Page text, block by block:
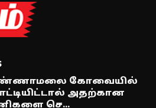
கோவையில்
அதற்கான
செ...